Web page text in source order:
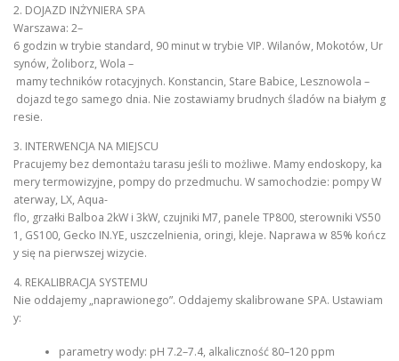
2. DOJAZD INŻYNIERA SPA
Warszawa: 2–
6 godzin w trybie standard, 90 minut w trybie VIP. Wilanów, Mokotów, Ur
synów, Żoliborz, Wola –
mamy techników rotacyjnych. Konstancin, Stare Babice, Lesznowola –
dojazd tego samego dnia. Nie zostawiamy brudnych śladów na białym g
resie.
3. INTERWENCJA NA MIEJSCU
Pracujemy bez demontażu tarasu jeśli to możliwe. Mamy endoskopy, ka
mery termowizyjne, pompy do przedmuchu. W samochodzie: pompy W
aterway, LX, Aqua-
flo, grzałki Balboa 2kW i 3kW, czujniki M7, panele TP800, sterowniki VS50
1, GS100, Gecko IN.YE, uszczelnienia, oringi, kleje. Naprawa w 85% kończ
y się na pierwszej wizycie.
4. REKALIBRACJA SYSTEMU
Nie oddajemy „naprawionego”. Oddajemy skalibrowane SPA. Ustawiam
y:
parametry wody: pH 7.2–7.4, alkaliczność 80–120 ppm